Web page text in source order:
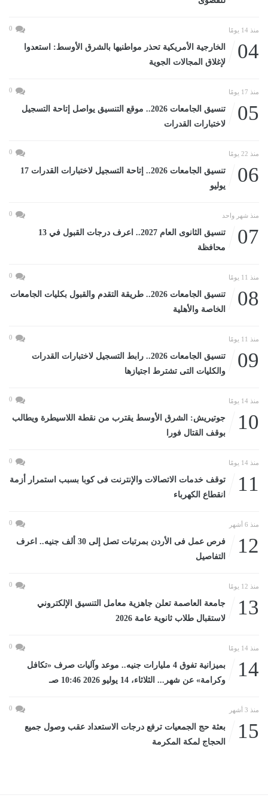
منذ 14 يومًا 0
04
الخارجية الأمريكية تحذر مواطنيها بالشرق الأوسط: استعدوا
لإغلاق المجالات الجوية
منذ 17 يومًا 0
05
تنسيق الجامعات 2026.. موقع التنسيق يواصل إتاحة التسجيل
لاختبارات القدرات
منذ 22 يومًا 0
06
تنسيق الجامعات 2026.. إتاحة التسجيل لاختبارات القدرات 17
يوليو
منذ شهر واحد 0
07
تنسيق الثانوى العام 2027.. اعرف درجات القبول في 13
محافظة
منذ 11 يومًا 0
08
تنسيق الجامعات 2026.. طريقة التقدم والقبول بكليات الجامعات
الخاصة والأهلية
منذ 11 يومًا 0
09
تنسيق الجامعات 2026.. رابط التسجيل لاختبارات القدرات
والكليات التى تشترط اجتيازها
منذ 14 يومًا 0
10
جوتيريش: الشرق الأوسط يقترب من نقطة اللاسيطرة ويطالب
بوقف القتال فورا
منذ 14 يومًا 0
11
توقف خدمات الاتصالات والإنترنت فى كوبا بسبب استمرار أزمة
انقطاع الكهرباء
منذ 6 أشهر 0
12
فرص عمل فى الأردن بمرتبات تصل إلى 30 ألف جنيه.. اعرف
التفاصيل
منذ 12 يومًا 0
13
جامعة العاصمة تعلن جاهزية معامل التنسيق الإلكتروني
لاستقبال طلاب ثانوية عامة 2026
منذ 14 يومًا 0
14
بميزانية تفوق 4 مليارات جنيه.. موعد وآليات صرف «تكافل
وكرامة» عن شهر... الثلاثاء، 14 يوليو 2026 10:46 صـ
منذ 3 أشهر 0
15
بعثة حج الجمعيات ترفع درجات الاستعداد عقب وصول جميع
الحجاج لمكة المكرمة